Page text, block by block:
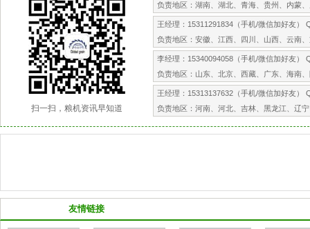
扫一扫，粮机资讯早知道
负责地区：湖南、湖北、青海、贵州、内蒙
王经理：15311291834（手机/微信加好友）
负责地区：安徽、江西、四川、山西、云南
李经理：15340094058（手机/微信加好友）
负责地区：山东、北京、西藏、广东、海南
王经理：15313137632（手机/微信加好友）
负责地区：河南、河北、吉林、黑龙江、辽宁
友情链接